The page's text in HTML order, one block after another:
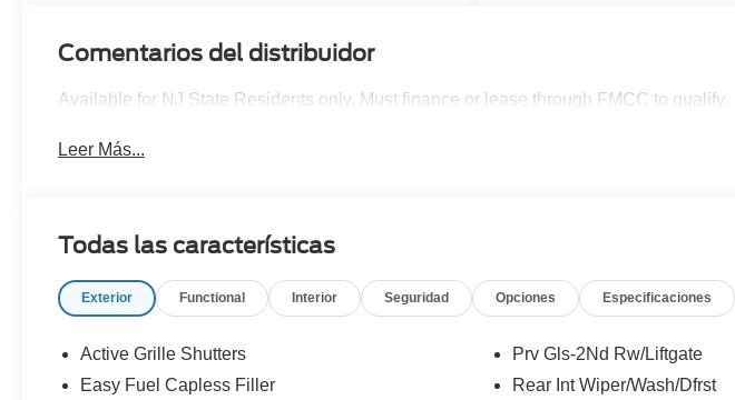
Comentarios del distribuidor
Available for NJ State Residents only. Must finance or lease through FMCC to qualify.
Leer Más...
Todas las características
Exterior Functional Interior Seguridad Opciones Especificaciones
Active Grille Shutters
Easy Fuel Capless Filler
Prv Gls-2Nd Rw/Liftgate
Rear Int Wiper/Wash/Dfrst